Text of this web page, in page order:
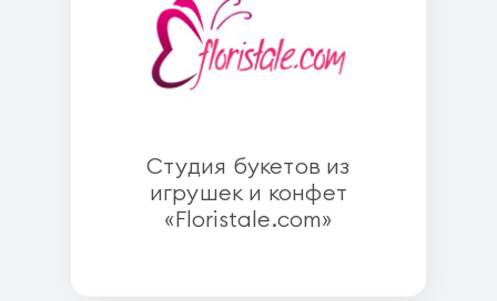
Студия букетов из
игрушек и конфет
«Floristale.com»